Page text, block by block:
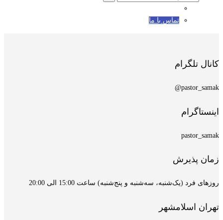
تماس با ما
کانال تلگرام
pastor_samak@
اینستاگرام
pastor_samak
زمان پذیرش
روزهای فرد (یک‌شنبه، سه‌شنبه و پنج‌شنبه) ساعت 15:00 الی 20:00
تهران اسلامشهر